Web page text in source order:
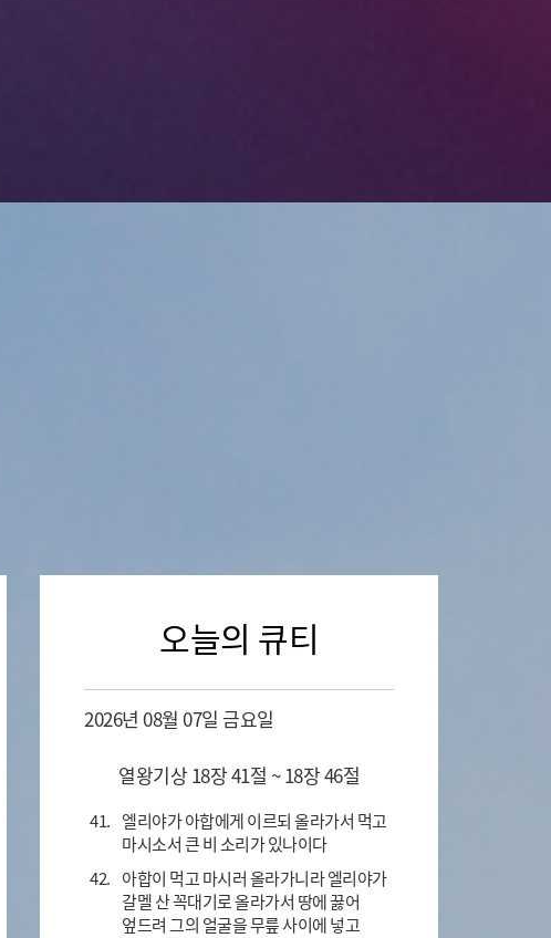
오늘의 큐티
2026년 08월 07일 금요일
열왕기상 18장 41절 ~ 18장 46절
41. 엘리야가 아합에게 이르되 올라가서 먹고
마시소서 큰 비 소리가 있나이다
42. 아합이 먹고 마시러 올라가니라 엘리야가
갈멜 산 꼭대기로 올라가서 땅에 꿇어
엎드려 그의 얼굴을 무릎 사이에 넣고